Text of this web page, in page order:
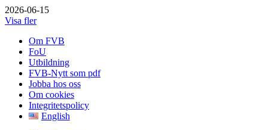
2026-06-15
Visa fler
Om FVB
FoU
Utbildning
FVB-Nytt som pdf
Jobba hos oss
Om cookies
Integritetspolicy
English